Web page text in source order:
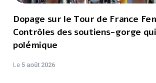
Dopage sur le Tour de France
Contrôles des soutiens-gorge
polémique
Le5 août 2026